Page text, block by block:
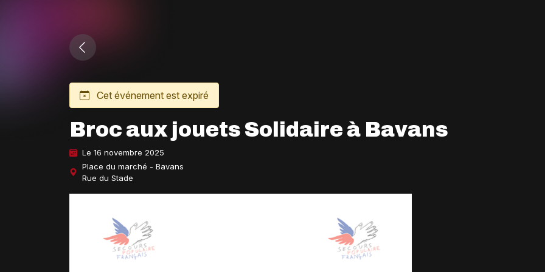
Cet événement est expiré
Broc aux jouets Solidaire à Bavans
Le 16 novembre 2025
Place du marché - Bavans
Rue du Stade